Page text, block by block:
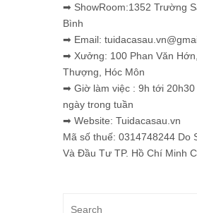
➡ ShowRoom:1352 Trường
Bình
➡ Email:
➡ Xưởng: 100 Phan Văn
Thượng, Hóc Môn
➡ Giờ làm việc : 9h tới 20h30
ngày trong tuần
➡ Website: Tuidacasau.vn
Mã số thuế: 0314748244 Do
Và Đầu Tư TP. Hồ Chí Minh